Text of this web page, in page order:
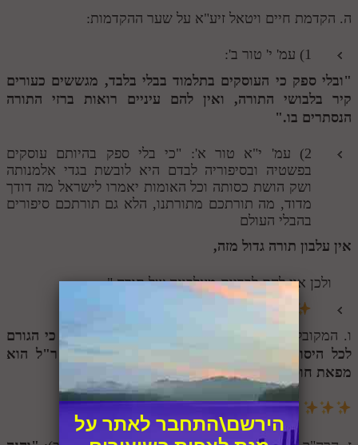
ה. הקדמת חיים ויטאל זיע"א על שער ההקדמות:
1) עמ' י' טור ב':
"ובלי ספק כי העוסקים בתלמוד בבלי בלבד, מגששים כעורים
קיר בלבושי התורה, ואין להם עיניים רואות ברזי התורה
הנסתרים בו."
2) עמ' י"א טור א': "כי בלי ספק בהיותם עוסקים
בפשטיה ובסיפוריה לבדם היא לובשת בגדי אלמנותה
ושק הושת כסותה וכל האומות יאמרו לישראל מה דודך
מדוד, מה תורתכם מתורתנו, הלא גם תורתכם סיפורים
בהבלי העולם
אין עלבון תורה גדול מזה,
ולכן אוי להם לבריות מעלבונה של תורה."
ו. המקובל רבי יהודה צבי ברנדווין זצ"ל:
"והנה ידוע כי הגורם
לכל היסורים הנוראים של עניות וחרב ביזה והרג ר"ל הוא
מפאת חוסר השתדלות בלימוד חכמת הקבלה."
הירשם\התחבר לאתר על